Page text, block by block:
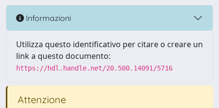
Informazioni
Utilizza questo identificativo per citare o creare un
link a questo documento:
https://hdl.handle.net/20.500.14091/5716
Attenzione